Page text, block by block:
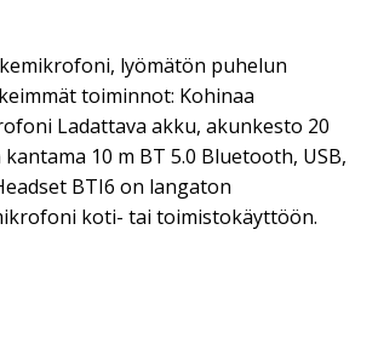
lyömätön puhelun
toiminnot: Kohinaa
Ladattava akku, akunkesto 20
10 m BT 5.0 Bluetooth, USB,
BTI6 on langaton
koti- tai toimistokäyttöön.